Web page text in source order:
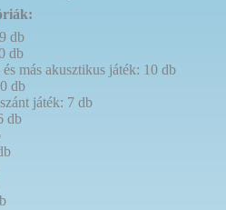
db
db
más akusztikus játék: 10 db
db
játék: 7 db
db